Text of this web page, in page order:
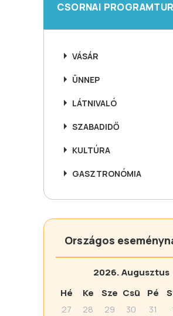
CSORNAI
VÁSÁR
ÜNNEP
LÁTNIVALÓ
SZABADIDŐ
KULTÚRA
GASZTRONÓMIA
Országos
2026.Augusztus
Hé
Ke Sze Csü Pé
27
28 29 30 31